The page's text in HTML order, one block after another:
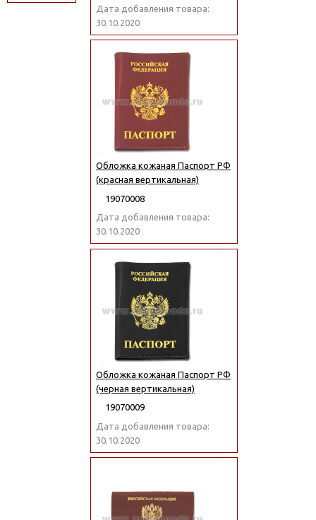
Дата добавления товара:
30.10.2020
Обложка кожаная Паспорт РФ
(красная вертикальная)
19070008
Дата добавления товара:
30.10.2020
Обложка кожаная Паспорт РФ
(черная вертикальная)
19070009
Дата добавления товара:
30.10.2020